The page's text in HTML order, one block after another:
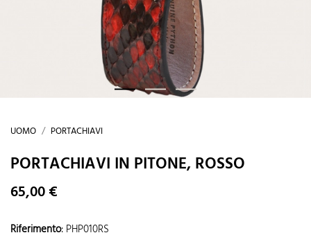
UOMO PORTACHIAVI
PORTACHIAVI IN PITONE, ROSSO
65,00 €
Riferimento: PHP010RS